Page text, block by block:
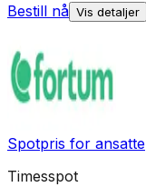
Bestill nå Vis detaljer
Spotpris for ansatte
Timesspot